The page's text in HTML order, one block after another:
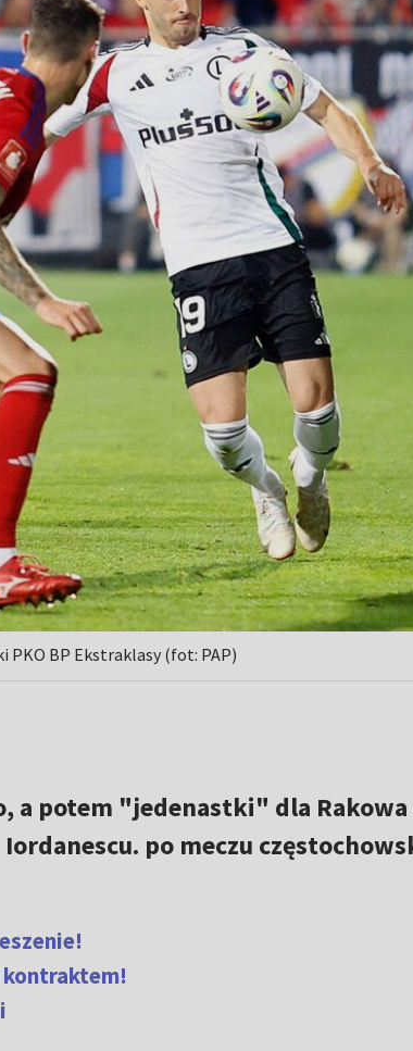
PKO BP Ekstraklasy (fot: PAP)
a potem "jedenastki" dla Rakowa
po meczu
kontraktem!